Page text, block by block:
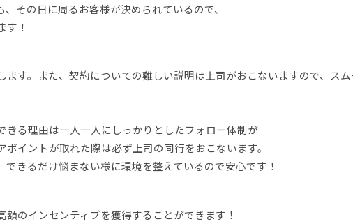
その日に周るお客様が決められているので、
す！
ます。また、契約についての難しい説明は上司がおこないますので、ス
きる理由は一人一人にしっかりとしたフォロー体制が
ポイントが取れた際は必ず上司の同行をおこないます。
できるだけ悩まない様に環境を整えているので安心です！
額のインセンティブを獲得することができます！